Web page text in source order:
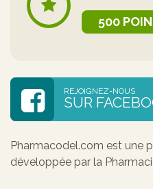
500
REJOIGNEZ-NOUS
SUR
Pharmacodel.com est une
développée par la